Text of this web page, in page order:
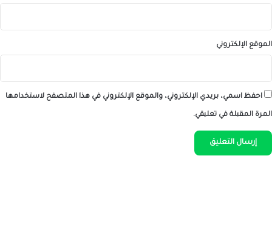
الموقع الإلكتروني
احفظ اسمي، بريدي الإلكتروني، والموقع الإلكتروني في هذا المتصفح لاستخدامها
المرة المقبلة في تعليقي.